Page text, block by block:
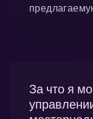
За что я